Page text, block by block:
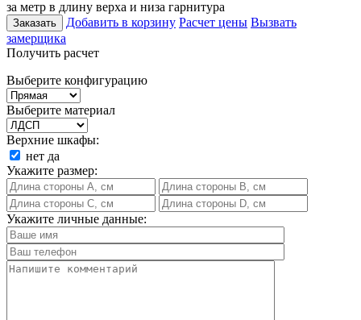
за метр в длину верха и низа гарнитура
Заказать Добавить в корзину Расчет цены Вызвать
замерщика
Получить расчет
Выберите конфигурацию
Выберите материал
Верхние шкафы:
нет да
Укажите размер:
Укажите личные данные: